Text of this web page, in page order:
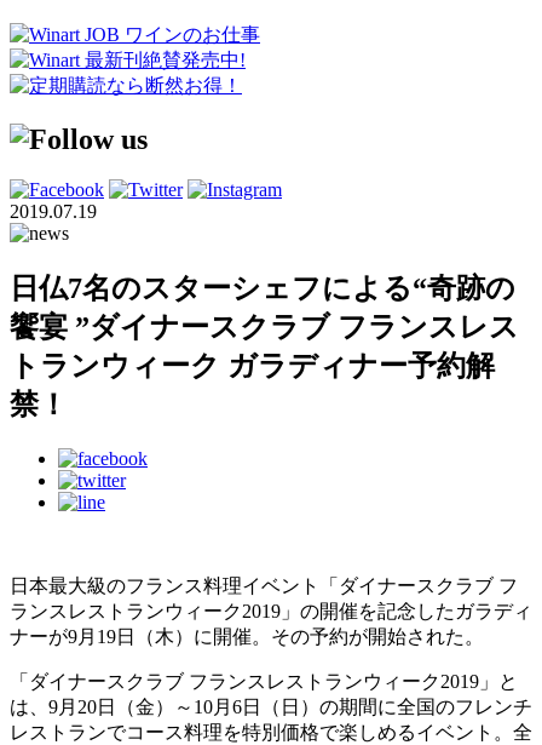
2019.07.19
日仏7名のスターシェフによる“奇跡の
饗宴 ”ダイナースクラブ フランスレス
トランウィーク ガラディナー予約解
禁！
日本最大級のフランス料理イベント「ダイナースクラブ フ
ランスレストランウィーク2019」の開催を記念したガラディ
ナーが9月19日（木）に開催。その予約が開始された。
「ダイナースクラブ フランスレストランウィーク2019」と
は、9月20日（金）～10月6日（日）の期間に全国のフレンチ
レストランでコース料理を特別価格で楽しめるイベント。全